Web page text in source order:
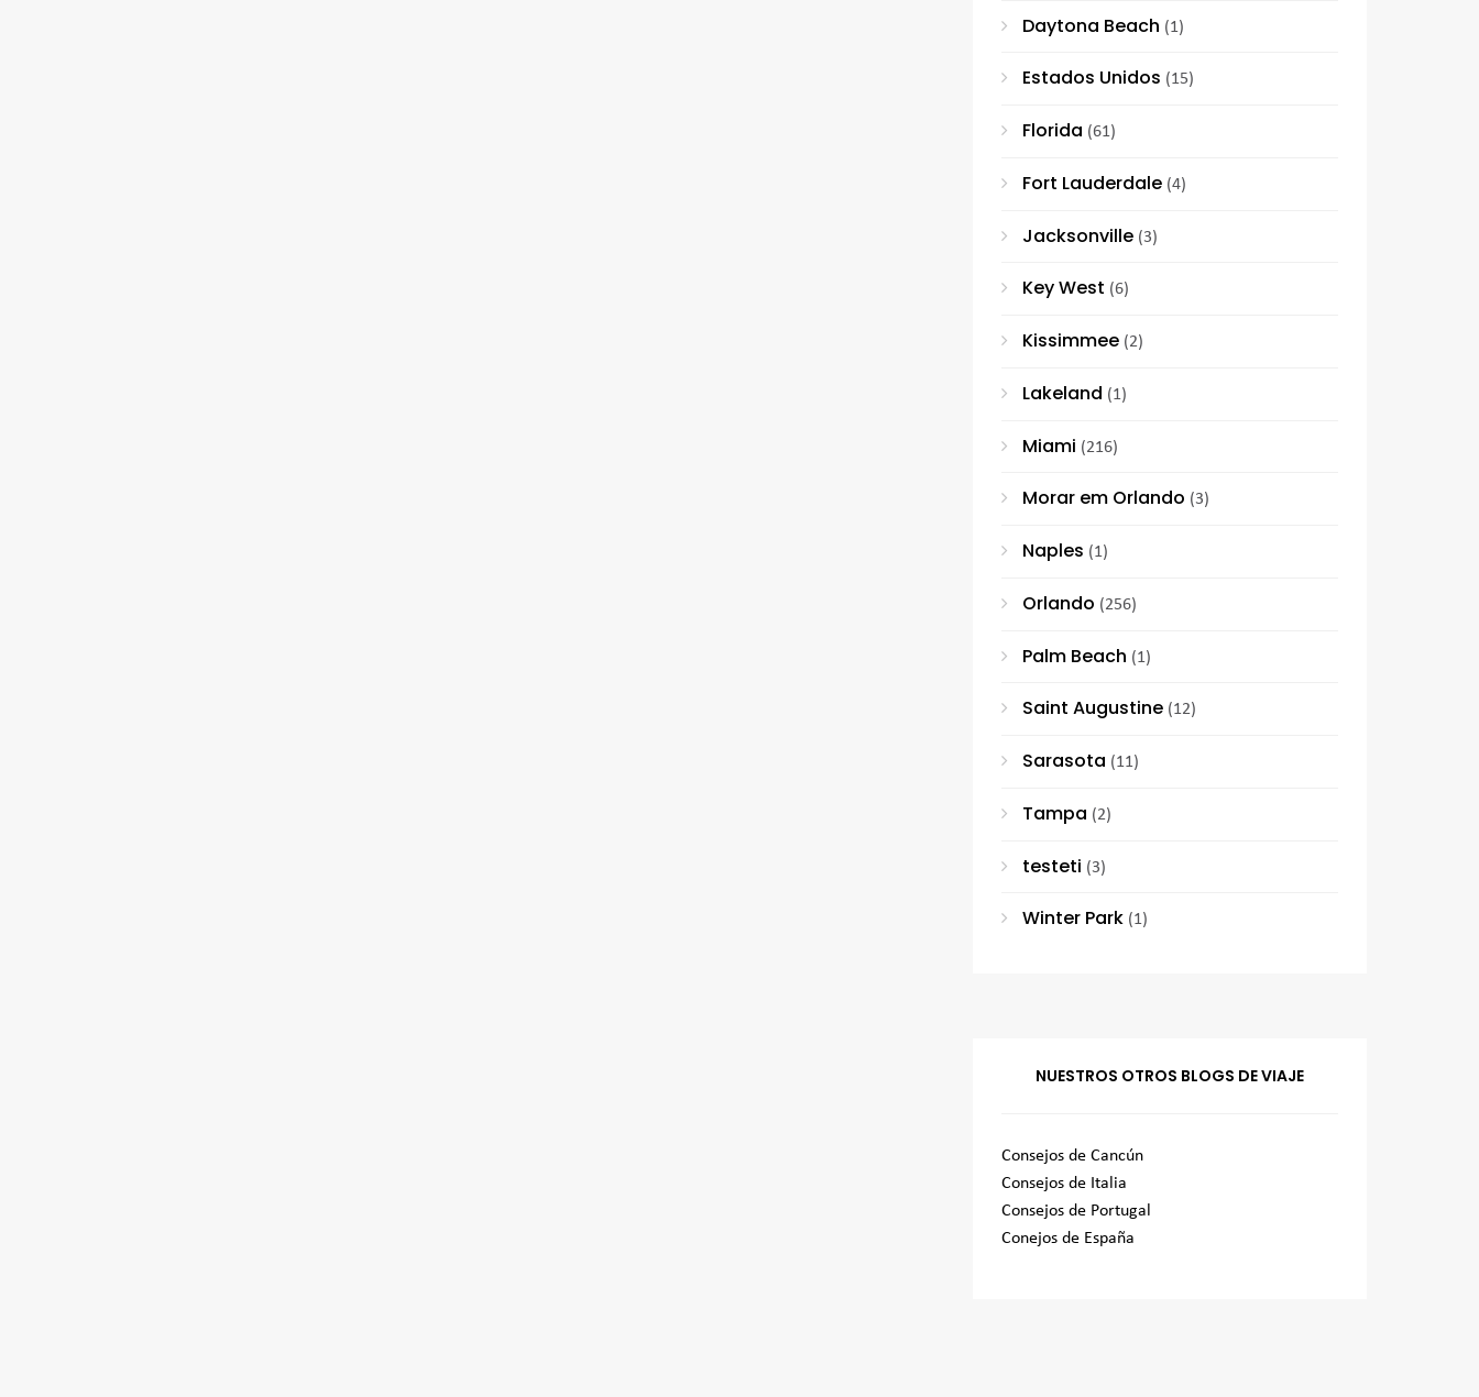
Daytona Beach (1)
Estados Unidos (15)
Florida (61)
Fort Lauderdale (4)
Jacksonville (3)
Key West (6)
Kissimmee (2)
Lakeland (1)
Miami (216)
Morar em Orlando (3)
Naples (1)
Orlando (256)
Palm Beach (1)
Saint Augustine (12)
Sarasota (11)
Tampa (2)
testeti (3)
Winter Park (1)
NUESTROS OTROS BLOGS DE VIAJE
Consejos de Cancún
Consejos de Italia
Consejos de Portugal
Conejos de España